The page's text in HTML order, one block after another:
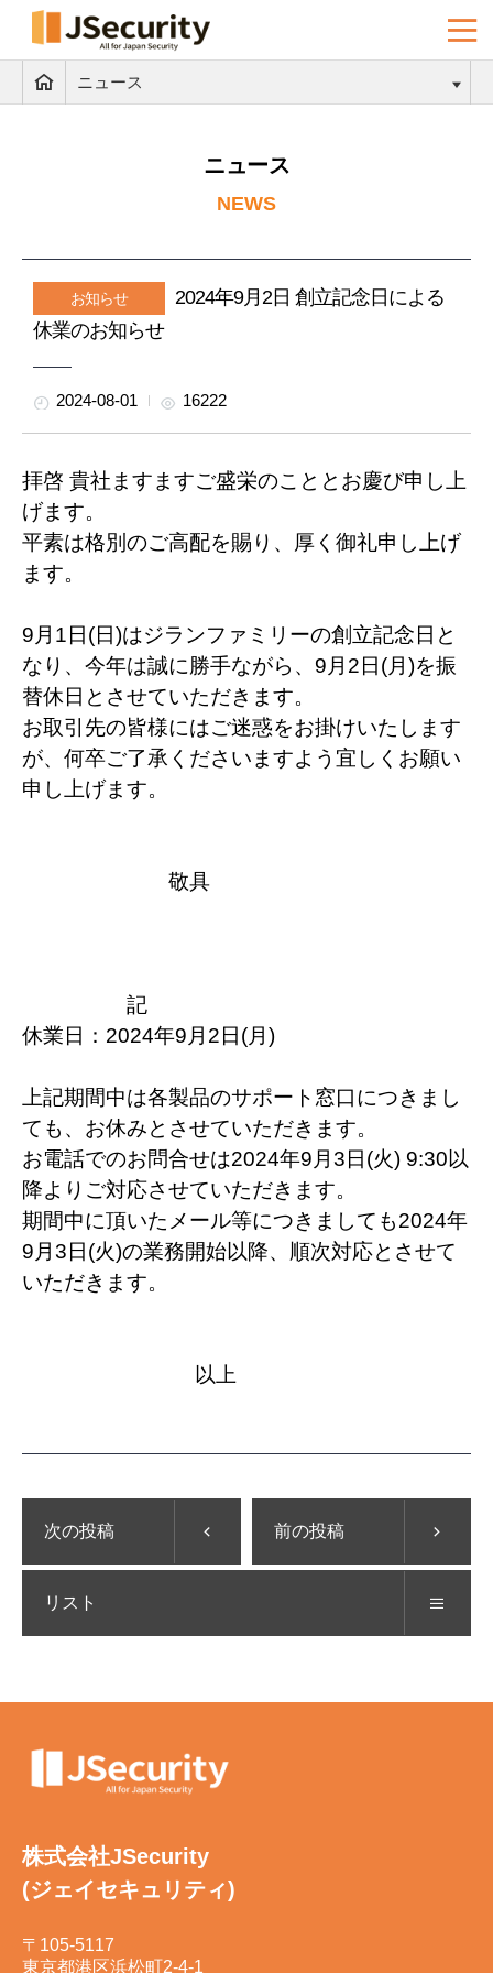
ニュース
ニュース
NEWS
お知らせ
2024年9月2日 創立記念日による
休業のお知らせ
2024-08-01 16222
拝啓 貴社ますますご盛栄のこととお慶び申し上
げます。
平素は格別のご高配を賜り、厚く御礼申し上げ
ます。
9月1日(日)はジランファミリーの創立記念日と
なり、今年は誠に勝手ながら、9月2日(月)を振
替休日とさせていただきます。
お取引先の皆様にはご迷惑をお掛けいたします
が、何卒ご了承くださいますよう宜しくお願い
申し上げます。
敬具
記
休業日：2024年9月2日(月)
上記期間中は各製品のサポート窓口につきまし
ても、お休みとさせていただきます。
お電話でのお問合せは2024年9月3日(火) 9:30以
降よりご対応させていただきます。
期間中に頂いたメール等につきましても2024年
9月3日(火)の業務開始以降、順次対応とさせて
いただきます。
以上
次の投稿 前の投稿
リスト
株式会社JSecurity
(ジェイセキュリティ)
〒105-5117
東京都港区浜松町2-4-1